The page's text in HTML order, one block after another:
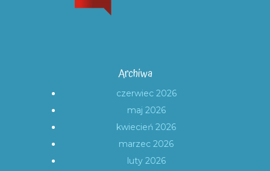
Archiwa
czerwiec 2026
maj 2026
kwiecień 2026
marzec 2026
luty 2026